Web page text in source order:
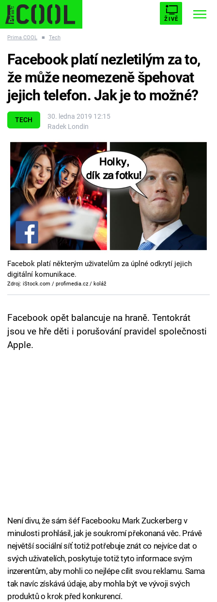
ŽIVĚ
ESCAPE PLNEJ KOTEL AVENGERS 5
Témata
Filmy
Seriály
Hry
Cool Esport
Pořady
TV Program
Sledujte prima+
Přihlášení
Prima COOL ■ Tech
TECH
30. ledna 2019 12:15
Radek Londin
Facebook platí nezletilým za to,
že může neomezeně špehovat
jejich telefon. Jak je to možné?
Facebok platí některým uživatelům za úplné odkrytí jejich
digitální komunikace.
Zdroj: iStock.com / profimedia.cz / koláž
Facebook opět balancuje na hraně. Tentokrát
jsou ve hře děti i porušování pravidel společnosti
Apple.
Není divu, že sám šéf Facebooku Mark Zuckerberg v
minulosti prohlásil, jak je soukromí překonaná věc. Právě
největší sociální síť totiž potřebuje znát co nejvíce dat o
svých uživatelích, poskytuje totiž tyto informace svým
inzerentům, aby mohli co nejlépe cílit svou reklamu. Sama
tak navíc získává údaje, aby mohla být ve vývoji svých
produktů o krok před konkurencí.